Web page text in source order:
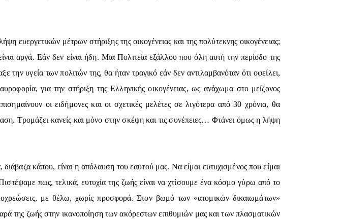
ευεργετικών μέτρων στήριξης της οικογένειας και της πολύτεκνης οικογένειας;
αργά. Εάν δεν είναι ήδη. Μια Πολιτεία εξάλλου που όλη αυτή την περίοδο της
υγεία των πολιτών της, θα ήταν τραγικό εάν δεν αντιλαμβανόταν ότι οφείλει,
για την στήριξη της Ελληνικής οικογένειας, ως ανάχωμα στο μείζονος
οι ειδήμονες και οι σχετικές μελέτες σε λιγότερα από 30 χρόνια, θα
Τρομάζει κανείς και μόνο στην σκέψη και τις συνέπειες… Φτάνει όμως η λήψη
κάπου, είναι η απόλαυση του εαυτού μας. Να είμαι ευτυχισμένος που είμαι
πως, τελικά, ευτυχία της ζωής είναι να χτίσουμε ένα κόσμο γύρω από το
με θέλω, χωρίς προσφορά. Στον βωμό των «ατομικών δικαιωμάτων»
της ζωής στην ικανοποίηση των ακόρεστων επιθυμιών μας και των πλασματικών